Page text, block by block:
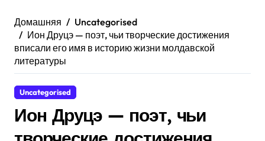
Домашняя
Uncategorised
Ион Друцэ — поэт, чьи творческие достижения
вписали его имя в историю жизни молдавской
литературы
Uncategorised
Ион Друцэ — поэт, чьи